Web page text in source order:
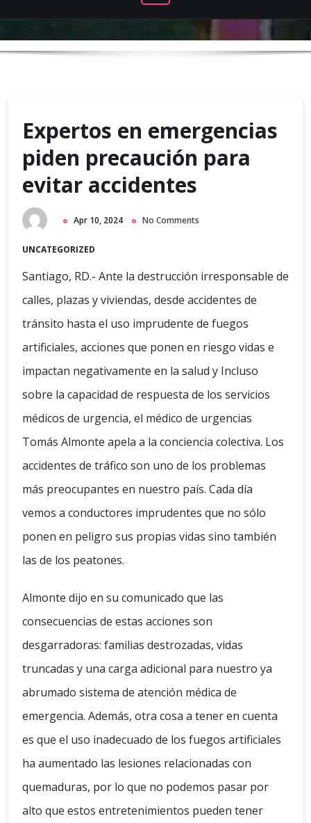
Expertos en emergencias
piden precaución para
evitar accidentes
Apr 10, 2024 No Comments
UNCATEGORIZED
Santiago, RD.- Ante la destrucción irresponsable de
calles, plazas y viviendas, desde accidentes de
tránsito hasta el uso imprudente de fuegos
artificiales, acciones que ponen en riesgo vidas e
impactan negativamente en la salud y Incluso
sobre la capacidad de respuesta de los servicios
médicos de urgencia, el médico de urgencias
Tomás Almonte apela a la conciencia colectiva. Los
accidentes de tráfico son uno de los problemas
más preocupantes en nuestro país. Cada día
vemos a conductores imprudentes que no sólo
ponen en peligro sus propias vidas sino también
las de los peatones.
Almonte dijo en su comunicado que las
consecuencias de estas acciones son
desgarradoras: familias destrozadas, vidas
truncadas y una carga adicional para nuestro ya
abrumado sistema de atención médica de
emergencia. Además, otra cosa a tener en cuenta
es que el uso inadecuado de los fuegos artificiales
ha aumentado las lesiones relacionadas con
quemaduras, por lo que no podemos pasar por
alto que estos entretenimientos pueden tener